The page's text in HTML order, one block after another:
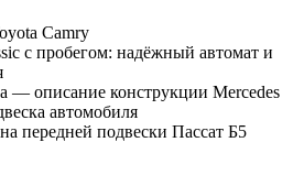
Camry
с пробегом: надёжный автомат и
— описание конструкции Mercedes
автомобиля
передней подвески Пассат Б5